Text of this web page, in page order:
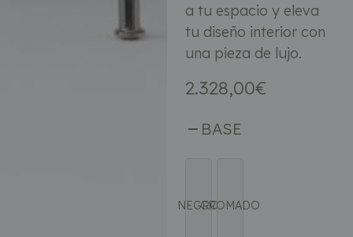
a tu espacio y eleva
tu diseño interior con
una pieza de lujo.
2.328,00€
BASE
NEGROCROMADO